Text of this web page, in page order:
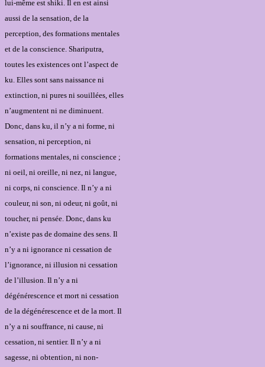
lui-même est shiki. Il en est ainsi
aussi de la sensation, de la
perception, des formations mentales
et de la conscience. Shariputra,
toutes les existences ont l’aspect de
ku. Elles sont sans naissance ni
extinction, ni pures ni souillées, elles
n’augmentent ni ne diminuent.
Donc, dans ku, il n’y a ni forme, ni
sensation, ni perception, ni
formations mentales, ni conscience ;
ni oeil, ni oreille, ni nez, ni langue,
ni corps, ni conscience. Il n’y a ni
couleur, ni son, ni odeur, ni goût, ni
toucher, ni pensée. Donc, dans ku
n’existe pas de domaine des sens. Il
n’y a ni ignorance ni cessation de
l’ignorance, ni illusion ni cessation
de l’illusion. Il n’y a ni
dégénérescence et mort ni cessation
de la dégénérescence et de la mort. Il
n’y a ni souffrance, ni cause, ni
cessation, ni sentier. Il n’y a ni
sagesse, ni obtention, ni non-